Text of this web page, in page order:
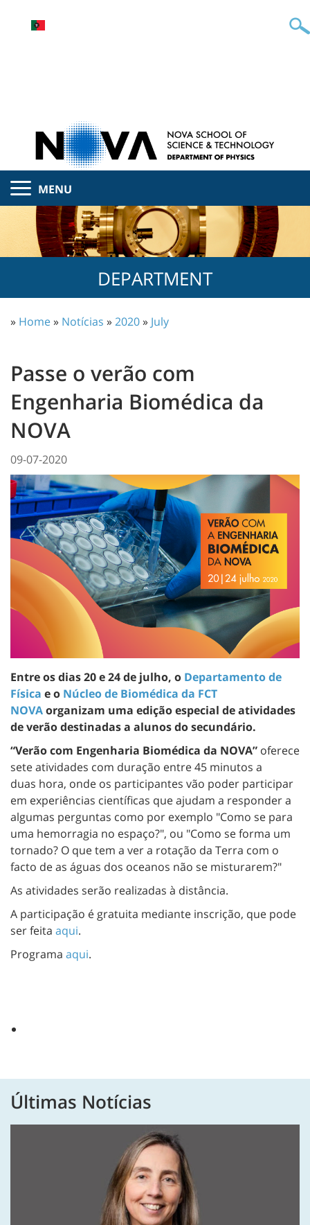
MENU
DEPARTMENT
» Home» Notícias »2020» July
Passe o verão com
Engenharia Biomédica da
NOVA
09-07-2020
Entre os dias 20 e 24 de julho, o Departamento de
Física e o Núcleo de Biomédica da FCT
NOVAorganizam uma edição especial de atividades
de verão destinadas a alunos do secundário.
“Verão com Engenharia Biomédica da NOVA” oferece
sete atividades com duração entre 45 minutos a
duas hora, onde os participantes vão poder participar
em experiências científicas que ajudam a responder a
algumas perguntas como por exemplo "Como se para
uma hemorragia no espaço?", ou "Como se forma um
tornado? O que tem a ver a rotação da Terra com o
facto de as águas dos oceanos não se misturarem?"
As atividades serão realizadas à distância.
A participação é gratuita mediante inscrição, que pode
ser feita aqui.
Programa aqui.
Últimas Notícias